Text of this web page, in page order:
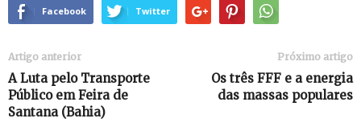
Facebook Twitter
Artigo anterior
A Luta pelo Transporte
Público em Feira de
Santana (Bahia)
Próximo artigo
Os três FFF e a energia
das massas populares